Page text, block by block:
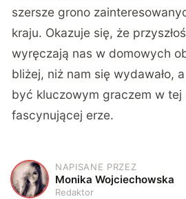
szersze grono
kraju. Okazuje się, że
wyręczają nas w domowych
bliżej, niż nam się wydawało,
być kluczowym graczem w tej
fascynującej erze.
M
NAPISANE PRZEZ
Monika Wojciechowska
Redaktor